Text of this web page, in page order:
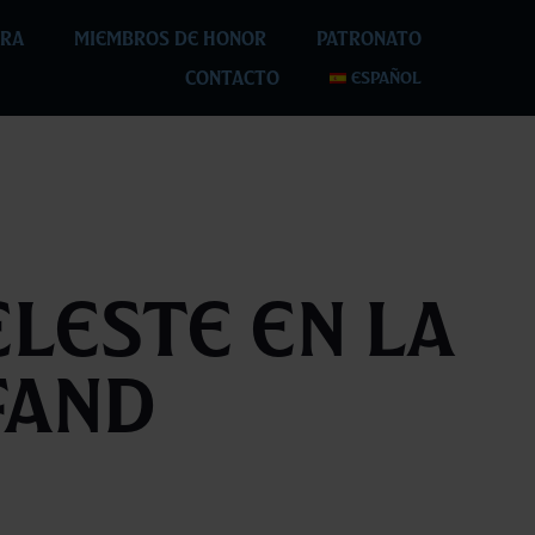
MIEMBROS DE HONOR
PATRONATO
CONTACTO
ESPAÑOL
en la